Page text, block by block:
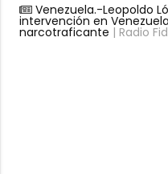
Venezuela.-Leopoldo
intervención en
narcotraficante | Radio